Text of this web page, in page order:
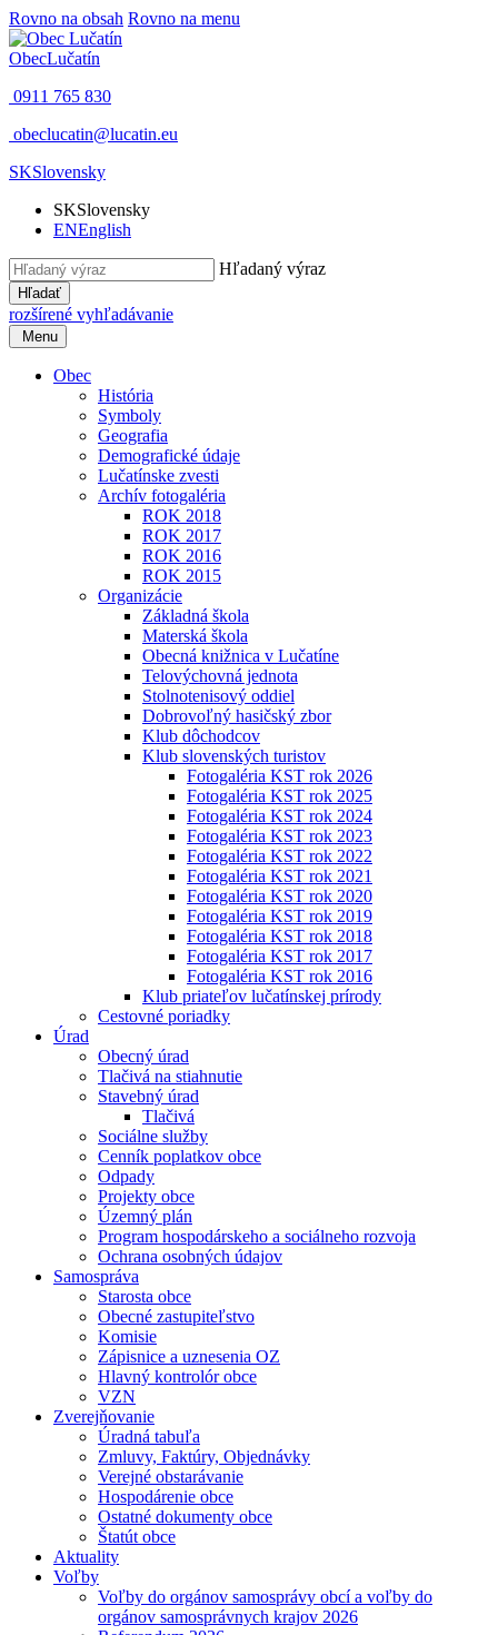
Rovno na obsah Rovno na menu
ObecLučatín
0911 765 830
obeclucatin@lucatin.eu
SKSlovensky
SKSlovensky
ENEnglish
Hľadaný výraz
Hľadať
rozšírené vyhľadávanie
Menu
Obec
História
Symboly
Geografia
Demografické údaje
Lučatínske zvesti
Archív fotogaléria
ROK 2018
ROK 2017
ROK 2016
ROK 2015
Organizácie
Základná škola
Materská škola
Obecná knižnica v Lučatíne
Telovýchovná jednota
Stolnotenisový oddiel
Dobrovoľný hasičský zbor
Klub dôchodcov
Klub slovenských turistov
Fotogaléria KST rok 2026
Fotogaléria KST rok 2025
Fotogaléria KST rok 2024
Fotogaléria KST rok 2023
Fotogaléria KST rok 2022
Fotogaléria KST rok 2021
Fotogaléria KST rok 2020
Fotogaléria KST rok 2019
Fotogaléria KST rok 2018
Fotogaléria KST rok 2017
Fotogaléria KST rok 2016
Klub priateľov lučatínskej prírody
Cestovné poriadky
Úrad
Obecný úrad
Tlačivá na stiahnutie
Stavebný úrad
Tlačivá
Sociálne služby
Cenník poplatkov obce
Odpady
Projekty obce
Územný plán
Program hospodárskeho a sociálneho rozvoja
Ochrana osobných údajov
Samospráva
Starosta obce
Obecné zastupiteľstvo
Komisie
Zápisnice a uznesenia OZ
Hlavný kontrolór obce
VZN
Zverejňovanie
Úradná tabuľa
Zmluvy, Faktúry, Objednávky
Verejné obstarávanie
Hospodárenie obce
Ostatné dokumenty obce
Štatút obce
Aktuality
Voľby
Voľby do orgánov samosprávy obcí a voľby do
orgánov samosprávnych krajov 2026